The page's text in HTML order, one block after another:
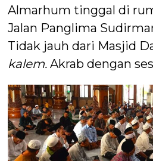
Almarhum tinggal di
Jalan Panglima
Tidak jauh dari Masjid
kalem.Akrab dengan